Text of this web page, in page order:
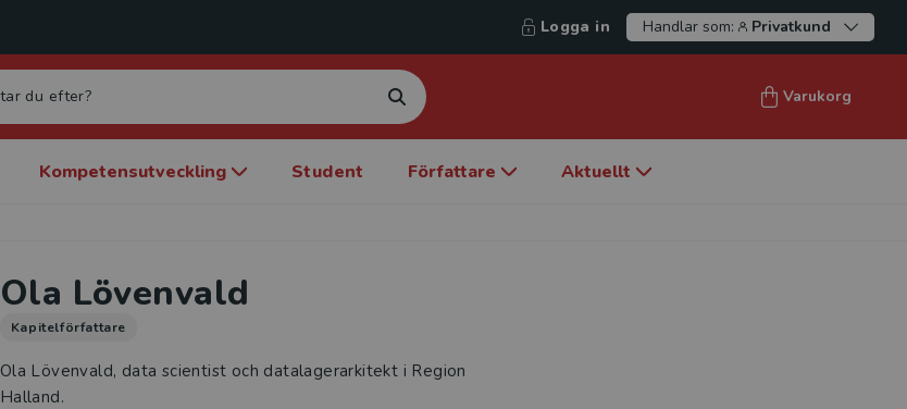
Logga in Handlar som: Privatkund
Varukorg
Kompetensutveckling Student Författare Aktuellt
Ola Lövenvald
Kapitelförfattare
Ola Lövenvald, data scientist och datalagerarkitekt i Region
Halland.